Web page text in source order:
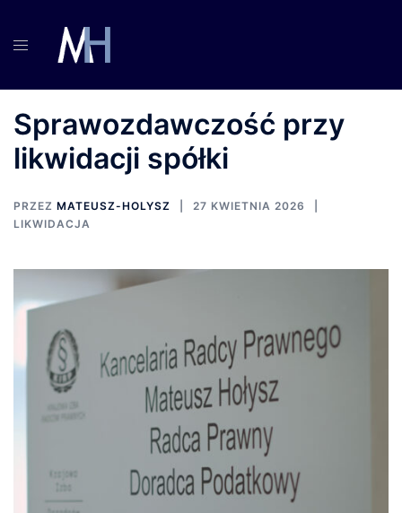
Sprawozdawczość przy
likwidacji spółki
PRZEZ MATEUSZ-HOLYSZ
27 KWIETNIA 2026
LIKWIDACJA